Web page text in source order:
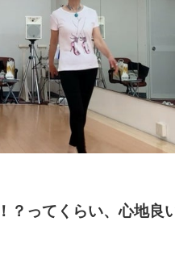
？ってくらい、心地良